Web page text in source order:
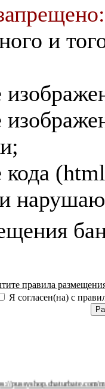
и
кода
правила
Я согласен(на) с
male-